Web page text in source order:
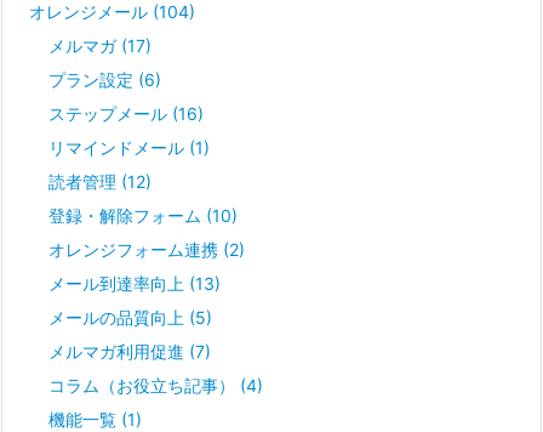
オレンジメール (104)
メルマガ (17)
プラン設定 (6)
ステップメール (16)
リマインドメール (1)
読者管理 (12)
登録・解除フォーム (10)
オレンジフォーム連携 (2)
メール到達率向上 (13)
メールの品質向上 (5)
メルマガ利用促進 (7)
コラム（お役立ち記事） (4)
機能一覧 (1)